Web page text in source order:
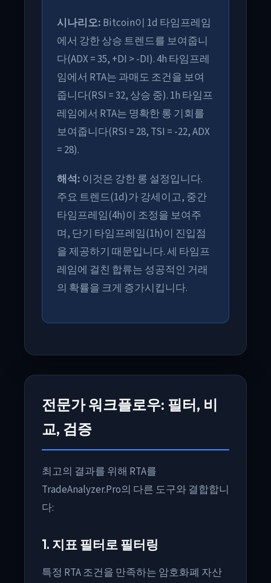
시나리오: Bitcoin이 1d 타임프레임
에서 강한 상승 트렌드를 보여줍니
다(ADX = 35, +DI > -DI). 4h 타임프레
임에서 RTA는 과매도 조건을 보여
줍니다(RSI = 32, 상승 중). 1h 타임프
레임에서 RTA는 명확한 롱 기회를
보여줍니다(RSI = 28, TSI = -22, ADX
= 28).
해석: 이것은 강한 롱 설정입니다.
주요 트렌드(1d)가 강세이고, 중간
타임프레임(4h)이 조정을 보여주
며, 단기 타임프레임(1h)이 진입점
을 제공하기 때문입니다. 세 타임프
레임에 걸친 합류는 성공적인 거래
의 확률을 크게 증가시킵니다.
전문가 워크플로우: 필터, 비
교, 검증
최고의 결과를 위해 RTA를
TradeAnalyzer.Pro의 다른 도구와 결합합니
다:
1. 지표 필터로 필터링
특정 RTA 조건을 만족하는 암호화폐 자산